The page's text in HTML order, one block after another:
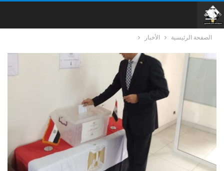
الصفحة الرئيسية الأخبار